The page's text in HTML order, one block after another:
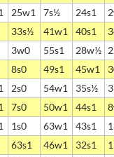
25w1 7s½ 24s1
33s½ 41w1 40s1
3w0 55s1 28w½
8s0 49s1 45w1
2s0 54w1 35s½
7s0 50w1 44s1
1s0 63w1 43s1
63s1 46w1 32s1